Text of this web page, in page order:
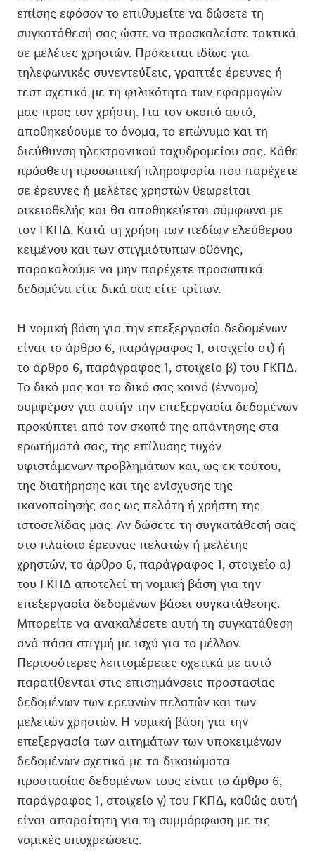
επίσης εφόσον το επιθυμείτε να δώσετε τη
συγκατάθεσή σας ώστε να προσκαλείστε τακτικά
σε μελέτες χρηστών. Πρόκειται ιδίως για
τηλεφωνικές συνεντεύξεις, γραπτές έρευνες ή
τεστ σχετικά με τη φιλικότητα των εφαρμογών
μας προς τον χρήστη. Για τον σκοπό αυτό,
αποθηκεύουμε το όνομα, το επώνυμο και τη
διεύθυνση ηλεκτρονικού ταχυδρομείου σας. Κάθε
πρόσθετη προσωπική πληροφορία που παρέχετε
σε έρευνες ή μελέτες χρηστών θεωρείται
οικειοθελής και θα αποθηκεύεται σύμφωνα με
τον ΓΚΠΔ. Κατά τη χρήση των πεδίων ελεύθερου
κειμένου και των στιγμιότυπων οθόνης,
παρακαλούμε να μην παρέχετε προσωπικά
δεδομένα είτε δικά σας είτε τρίτων.
Η νομική βάση για την επεξεργασία δεδομένων
είναι το άρθρο 6, παράγραφος 1, στοιχείο στ) ή
το άρθρο 6, παράγραφος 1, στοιχείο β) του ΓΚΠΔ.
Το δικό μας και το δικό σας κοινό (έννομο)
συμφέρον για αυτήν την επεξεργασία δεδομένων
προκύπτει από τον σκοπό της απάντησης στα
ερωτήματά σας, της επίλυσης τυχόν
υφιστάμενων προβλημάτων και, ως εκ τούτου,
της διατήρησης και της ενίσχυσης της
ικανοποίησής σας ως πελάτη ή χρήστη της
ιστοσελίδας μας. Αν δώσετε τη συγκατάθεσή σας
στο πλαίσιο έρευνας πελατών ή μελέτης
χρηστών, το άρθρο 6, παράγραφος 1, στοιχείο α)
του ΓΚΠΔ αποτελεί τη νομική βάση για την
επεξεργασία δεδομένων βάσει συγκατάθεσης.
Μπορείτε να ανακαλέσετε αυτή τη συγκατάθεση
ανά πάσα στιγμή με ισχύ για το μέλλον.
Περισσότερες λεπτομέρειες σχετικά με αυτό
παρατίθενται στις επισημάνσεις προστασίας
δεδομένων των ερευνών πελατών και των
μελετών χρηστών. Η νομική βάση για την
επεξεργασία των αιτημάτων των υποκειμένων
δεδομένων σχετικά με τα δικαιώματα
προστασίας δεδομένων τους είναι το άρθρο 6,
παράγραφος 1, στοιχείο γ) του ΓΚΠΔ, καθώς αυτή
είναι απαραίτητη για τη συμμόρφωση με τις
νομικές υποχρεώσεις.